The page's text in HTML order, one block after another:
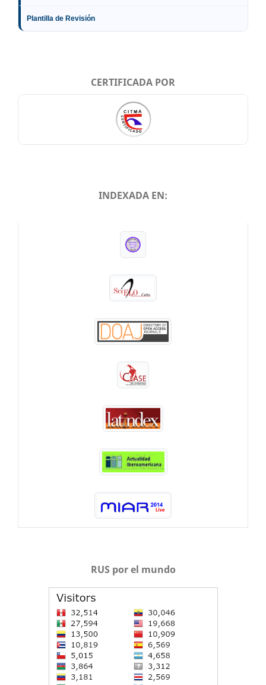
Plantilla de Revisión
CERTIFICADA POR
INDEXADA EN:
RUS por el mundo